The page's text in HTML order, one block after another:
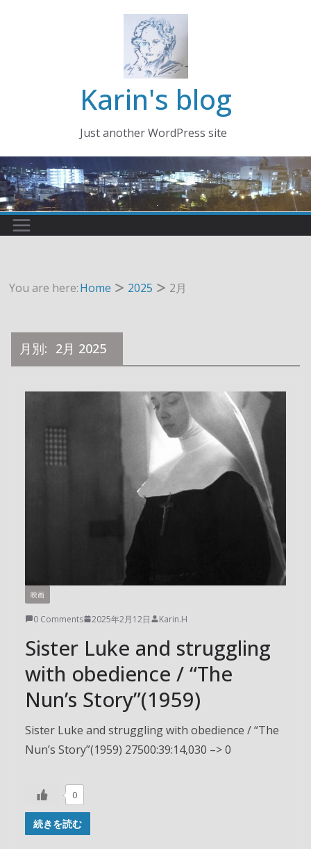
ッ
プ
Karin's blog
Just another WordPress site
You are here:Home 2025 2月
月別: 2月 2025
映画
0 Comments 2025年2月12日 Karin.H
Sister Luke and struggling
with obedience / “The
Nun’s Story”(1959)
Sister Luke and struggling with obedience / “The
Nun’s Story”(1959) 27500:39:14,030 –> 0
0
続きを読む